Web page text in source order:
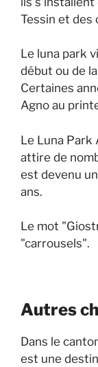
Tessin et des
Le luna park
début ou de
Certaines
Agno au
Le Luna Park
attire de
est devenu
ans.
Le mot
"carrousels".
Autres
Dans le
est une